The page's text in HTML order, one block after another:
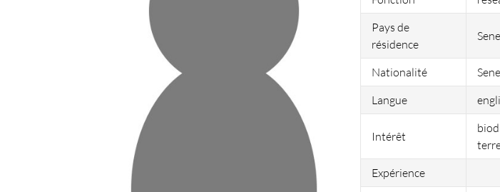
Pays de
résidence
Nationalité
Langue
Intérêt
Expérience